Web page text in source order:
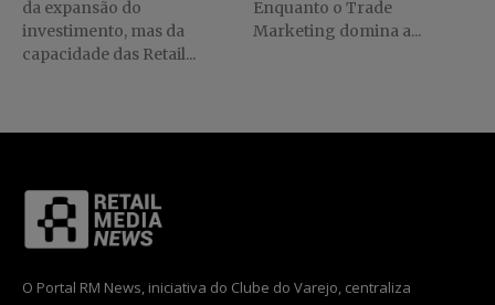
da expansão do
investimento, mas da
capacidade das Retail...
Enquanto o Trade
Marketing domina a...
O Portal RM News, iniciativa do Clube do Varejo, centraliza